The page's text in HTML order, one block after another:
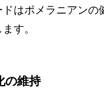
はポメラニアンの
す。
の維持